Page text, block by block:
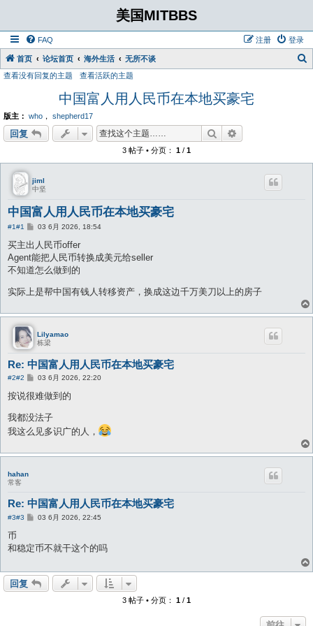
美国MITBBS
FAQ 登录
注册
首页 论坛首页 海外生活 无所不谈
查看没有回复的主题 查看活跃的主题
中国富人用人民币在本地买豪宅
版主： who ， shepherd17
回复 搜索
3 帖子 • 分页： 1 / 1
jiml
中坚
中国富人用人民币在本地买豪宅
#1#1
帖
03 6月 2026, 18:54
买主出人民币offer
Agent能把人民币转换成美元给seller
不知道怎么做到的
实际上是帮中国有钱人转移资产，换成这边千万美刀以上的房子
Lilyamao
栋梁
Re: 中国富人用人民币在本地买豪宅
#2#2
帖
03 6月 2026, 22:20
按说很难做到的
我都没法子
我这么见多识广的人，
hahan
常客
Re: 中国富人用人民币在本地买豪宅
#3#3
帖
03 6月 2026, 22:45
币
和稳定币不就干这个的吗
回复
3 帖子 • 分页： 1 / 1